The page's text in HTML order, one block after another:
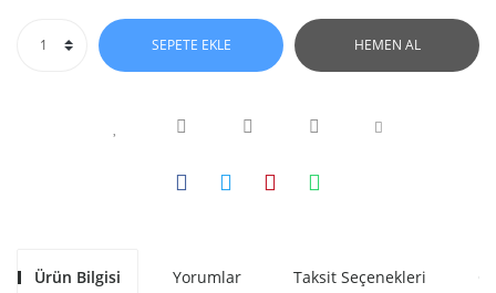
SEPETE EKLE HEMEN AL
Ürün Bilgisi Yorumlar Taksit Seçenekleri